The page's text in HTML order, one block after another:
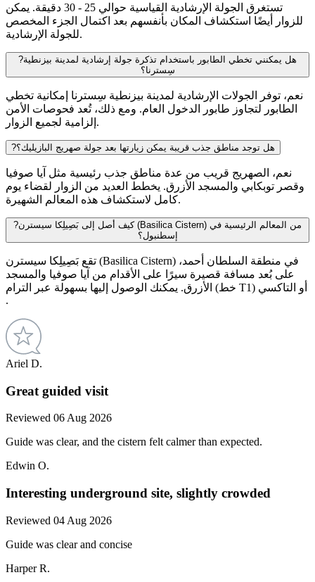
تستغرق الجولة الإرشادية القياسية حوالي 25 - 30 دقيقة. يمكن
للزوار أيضًا استكشاف المكان بأنفسهم بعد اكتمال الجزء المخصص
للجولة الإرشادية.
?هل يمكنني تخطي الطابور باستخدام تذكرة جولة إرشادية لمدينة بيزنطية
سِسترنا؟
نعم، توفر الجولات الإرشادية لمدينة بيزنطية سِسترنا إمكانية تخطي
الطابور لتجاوز طابور الدخول العام. ومع ذلك، تُعد فحوصات الأمن
إلزامية لجميع الزوار.
?هل توجد مناطق جذب قريبة يمكن زيارتها بعد جولة صهريج البازيليك؟
نعم، الصهريج قريب من عدة مناطق جذب رئيسية مثل آيا صوفيا
وقصر توبكابي والمسجد الأزرق. يخطط العديد من الزوار لقضاء يوم
كامل لاستكشاف هذه المعالم الشهيرة​.
?كيف أصل إلى بَصِيلِكا سيسترن (Basilica Cistern) من المعالم الرئيسية في
إسطنبول؟
تقع بَصِيلِكا سيسترن (Basilica Cistern) في منطقة السلطان أحمد،
على بُعد مسافة قصيرة سيرًا على الأقدام من آيا صوفيا والمسجد
الأزرق. يمكنك الوصول إليها بسهولة عبر الترام (خط T1) أو التاكسي​
.
Ariel D.
Great guided visit
Reviewed 06 Aug 2026
Guide was clear, and the cistern felt calmer than expected.
Edwin O.
Interesting underground site, slightly crowded
Reviewed 04 Aug 2026
Guide was clear and concise
Harper R.